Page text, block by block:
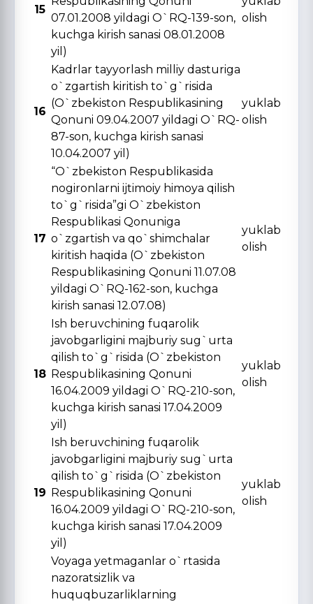
15
07.01.2008 yildagi O`RQ-139-son,
kuchga kirish sanasi 08.01.2008
yil)
olish
16
Kadrlar tayyorlash milliy dasturiga
o`zgartish kiritish to`g`risida
(O`zbekiston Respublikasining
Qonuni 09.04.2007 yildagi O`RQ-
87-son, kuchga kirish sanasi
10.04.2007 yil)
yuklab
olish
17
“O`zbekiston Respublikasida
nogironlarni ijtimoiy himoya qilish
to`g`risida”gi O`zbekiston
Respublikasi Qonuniga
o`zgartish va qo`shimchalar
kiritish haqida (O`zbekiston
Respublikasining Qonuni 11.07.08
yildagi O`RQ-162-son, kuchga
kirish sanasi 12.07.08)
yuklab
olish
18
Ish beruvchining fuqarolik
javobgarligini majburiy sug`urta
qilish to`g`risida (O`zbekiston
Respublikasining Qonuni
16.04.2009 yildagi O`RQ-210-son,
kuchga kirish sanasi 17.04.2009
yil)
yuklab
olish
19
Ish beruvchining fuqarolik
javobgarligini majburiy sug`urta
qilish to`g`risida (O`zbekiston
Respublikasining Qonuni
16.04.2009 yildagi O`RQ-210-son,
kuchga kirish sanasi 17.04.2009
yil)
yuklab
olish
Voyaga yetmaganlar o`rtasida
nazoratsizlik va
huquqbuzarliklarning